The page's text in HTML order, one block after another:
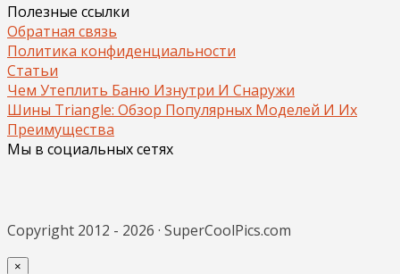
Полезные ссылки
Обратная связь
Политика конфиденциальности
Статьи
Чем Утеплить Баню Изнутри И Снаружи
Шины Triangle: Обзор Популярных Моделей И Их
Преимущества
Мы в социальных сетях
Copyright 2012 - 2026 · SuperCoolPics.com
×